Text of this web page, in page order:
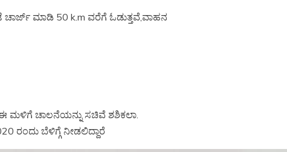
ಚಾರ್ಜ್ ಮಾಡಿ 50 k.m ವರೆಗೆ ಓಡುತ್ತವೆ,ವಾಹನ
ಮಳಿಗೆ ಚಾಲನೆಯನ್ನು ಸಚಿವೆ ಶಶಿಕಲಾ.
ರಂದು ಬೆಳಿಗ್ಗೆ ನೀಡಲಿದ್ದಾರೆ